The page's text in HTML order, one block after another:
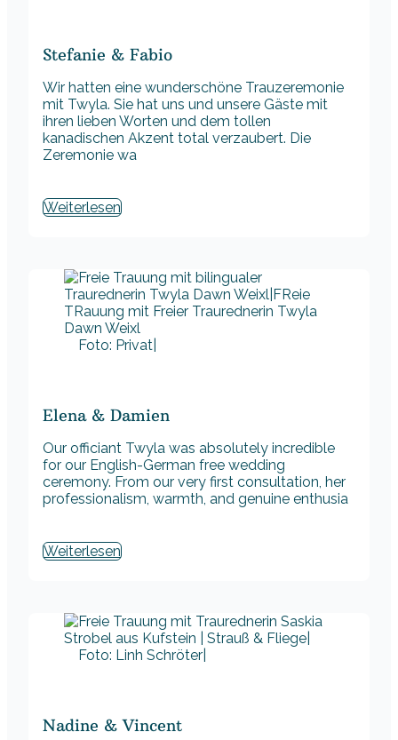
Stefanie & Fabio
Wir hatten eine wunderschöne Trauzeremonie
mit Twyla. Sie hat uns und unsere Gäste mit
ihren lieben Worten und dem tollen
kanadischen Akzent total verzaubert. Die
Zeremonie wa
Weiterlesen
Foto: Privat|
Elena & Damien
Our officiant Twyla was absolutely incredible
for our English-German free wedding
ceremony. From our very first consultation, her
professionalism, warmth, and genuine enthusia
Weiterlesen
Foto: Linh Schröter|
Nadine & Vincent